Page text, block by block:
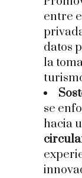
entre
datos
la
se
hacia